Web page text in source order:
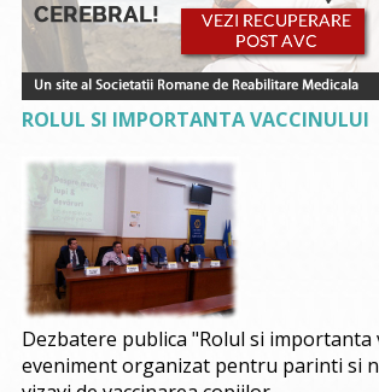
ROLUL SI IMPORTANTA VACCINULUI
Dezbatere publica "Rolul si importanta
eveniment organizat pentru parinti si